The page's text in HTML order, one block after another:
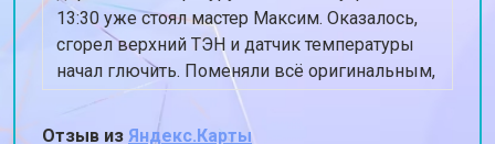
13:30 уже стоял мастер Максим. Оказалось,
сгорел верхний ТЭН и датчик температуры
начал глючить. Поменяли всё оригинальным,
духовка теперь греет ровно 180, когда
ставлю 180. Спасибо, жена снова готовит
Отзыв из Яндекс.Карты